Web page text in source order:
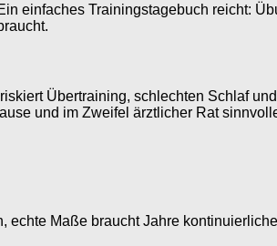
einfaches Trainingstagebuch reicht:
Übertraining, schlechten Schlaf
und im Zweifel ärztlicher Rat
Maße braucht Jahre